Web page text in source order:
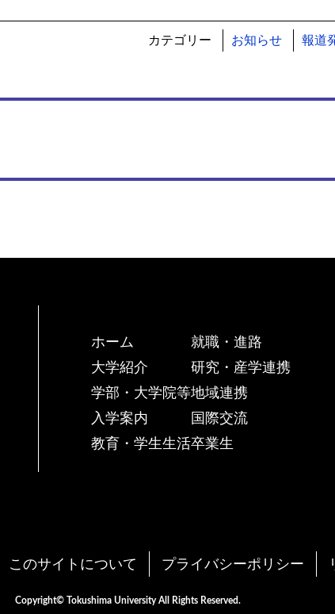
カテゴリー お知らせ 報道
ホーム
大学紹介
学部・大学院等
入学案内
教育・学生生活
就職・進路
研究・産学連携
地域連携
国際交流
卒業生
このサイトについて プライバシーポリシー
Copyright© Tokushima University All Rights Reserved.